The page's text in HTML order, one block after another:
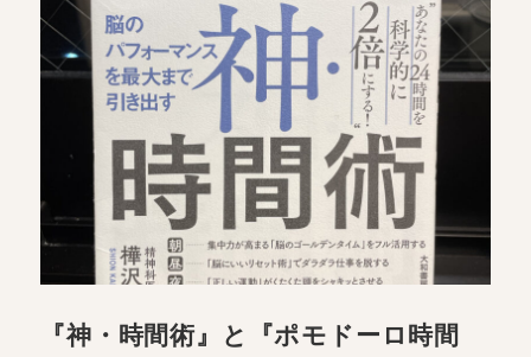
『神・時間術』と『ポモドーロ時間